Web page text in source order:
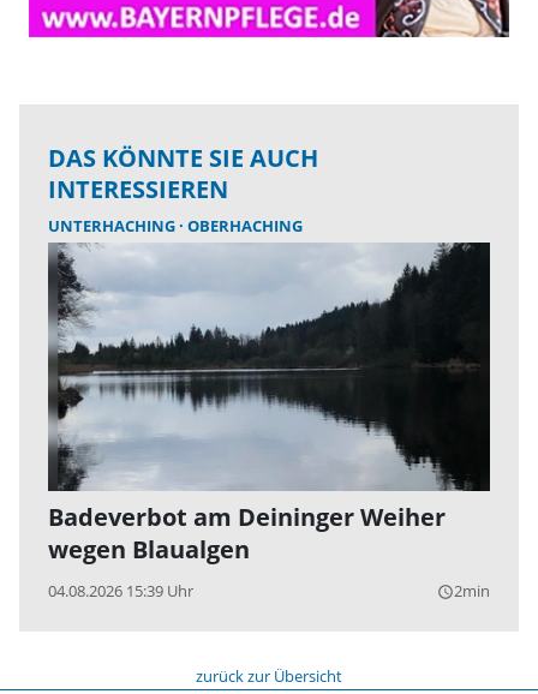
DAS KÖNNTE SIE AUCH
INTERESSIEREN
UNTERHACHING OBERHACHING
Badeverbot am Deininger Weiher
wegen Blaualgen
04.08.2026 15:39 Uhr query_builder2min
zurück zur Übersicht